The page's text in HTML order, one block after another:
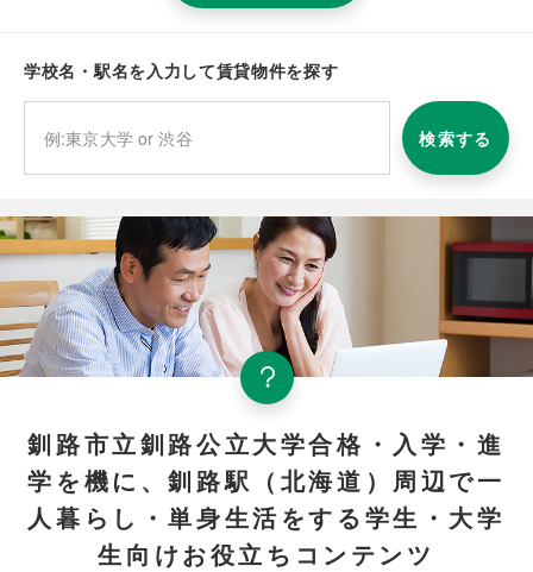
学校名・駅名を入力して賃貸物件を探す
検索する
釧路市立釧路公立大学合格・入学・進
学を機に、釧路駅（北海道）周辺で一
人暮らし・単身生活をする学生・大学
生向けお役立ちコンテンツ